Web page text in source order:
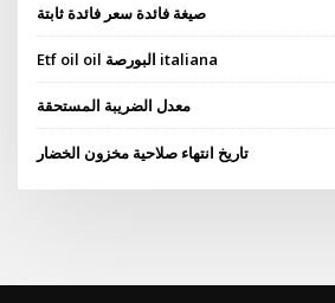
صيغة فائدة سعر فائدة ثابتة
Etf oil oil البورصة italiana
معدل الضريبة المستحقة
تاريخ انتهاء صلاحية مخزون الخضار